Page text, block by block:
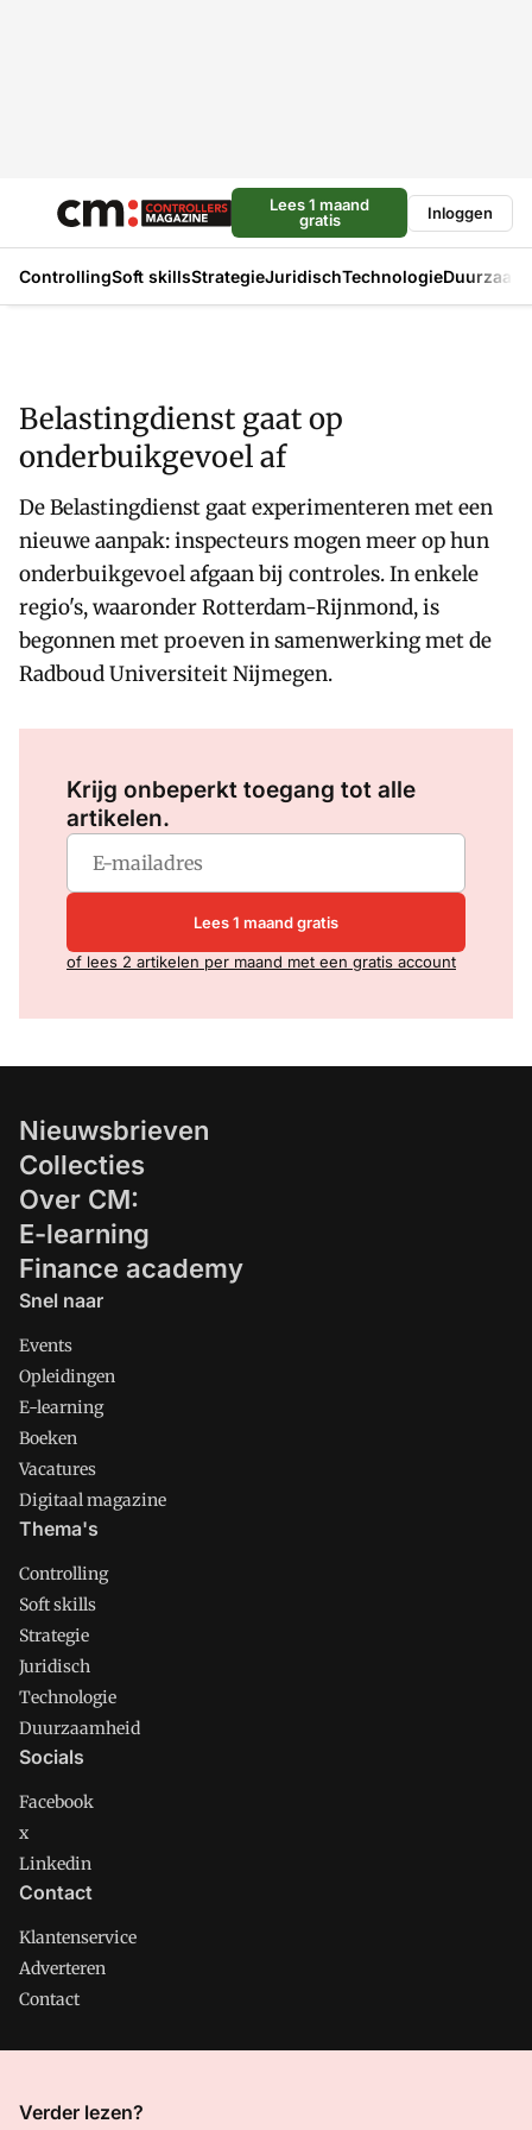
Lees 1 maand
gratis
Inloggen
ControllingSoft skillsStrategieJuridischTechnologie
Belastingdienst gaat op
onderbuikgevoel af
De Belastingdienst gaat experimenteren met een
nieuwe aanpak: inspecteurs mogen meer op hun
onderbuikgevoel afgaan bij controles. In enkele
regio's, waaronder Rotterdam-Rijnmond, is
begonnen met proeven in samenwerking met de
Radboud Universiteit Nijmegen.
Krijg onbeperkt toegang tot alle
artikelen.
Lees 1 maand gratis
of lees 2 artikelen per maand met een gratis account
Nieuwsbrieven
Collecties
Over CM:
E-learning
Finance academy
Snel naar
Events
Opleidingen
E-learning
Boeken
Vacatures
Digitaal magazine
Thema's
Controlling
Soft skills
Strategie
Juridisch
Technologie
Duurzaamheid
Socials
Facebook
x
Linkedin
Contact
Klantenservice
Adverteren
Contact
CMweb is onderdeel van VMN media. Lees in
Verder lezen?